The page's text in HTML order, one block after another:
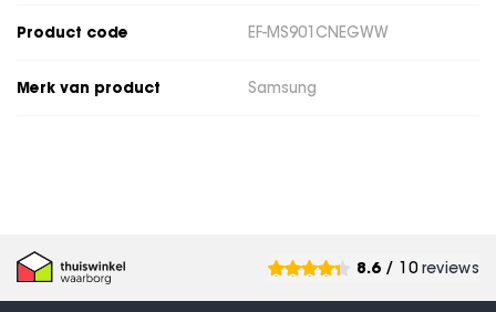
Product code EF-MS901CNEGWW
Merk van product Samsung
8.6/ 10 reviews